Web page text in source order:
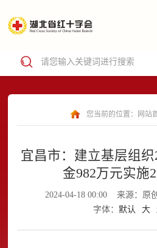
您当前的位置： 网站
宜昌市：建立基层组
金982万元实施
2024-04-18 00:00 来源：原创
字体： 默认 大